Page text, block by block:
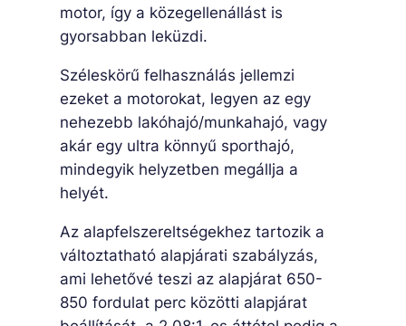
motor, így a közegellenállást is
gyorsabban leküzdi.
Széleskörű felhasználás jellemzi
ezeket a motorokat, legyen az egy
nehezebb lakóhajó/munkahajó, vagy
akár egy ultra könnyű sporthajó,
mindegyik helyzetben megállja a
helyét.
Az alapfelszereltségekhez tartozik a
változtatható alapjárati szabályzás,
ami lehetővé teszi az alapjárat 650-
850 fordulat perc közötti alapjárat